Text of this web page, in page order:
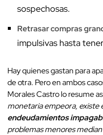
sospechosas.
Retrasar compras
impulsivas hasta
Hay quienes gastan para
de otra. Pero en ambos
Morales Castro lo resume
monetaria empeora, existe
endeudamientos
problemas menores